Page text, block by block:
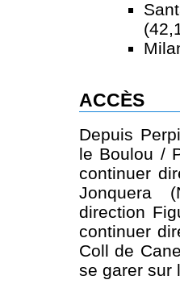
ACCÈS
Depuis
le Boulou /
continuer
Jonquera
direction
continuer
Coll de
se garer sur